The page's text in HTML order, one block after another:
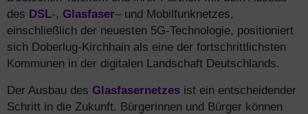
des DSL-, Glasfaser– und Mobilfunknetzes,
einschließlich der neuesten 5G-Technologie, positioniert
sich Doberlug-Kirchhain als eine der fortschrittlichsten
Kommunen in der digitalen Landschaft Deutschlands.
Der Ausbau des Glasfasernetzes ist ein entscheidender
Schritt in die Zukunft. Bürgerinnen und Bürger können